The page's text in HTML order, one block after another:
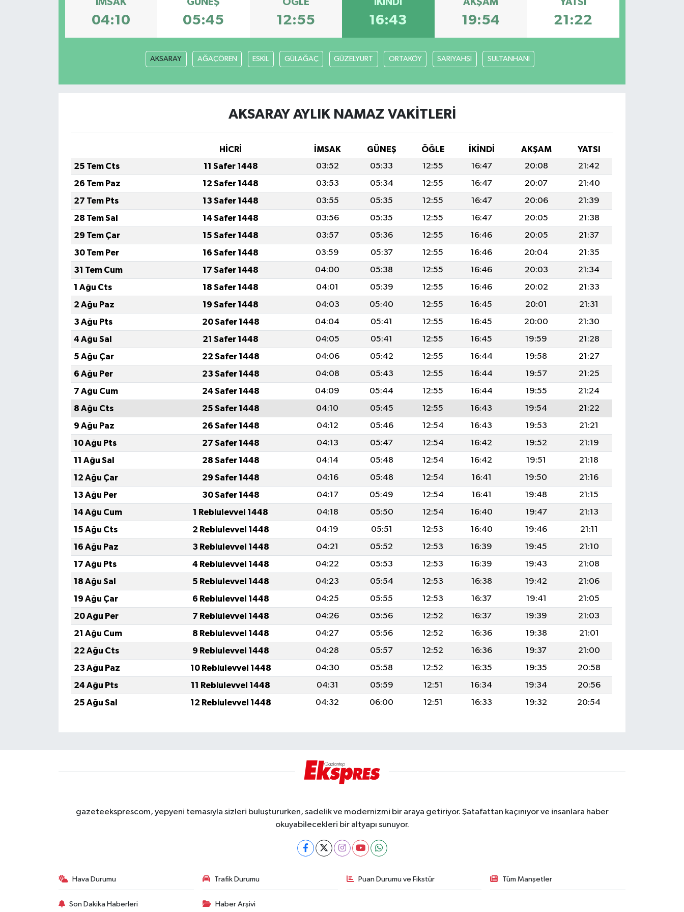
04:10 05:45 12:55 16:43 19:54 21:22
AKSARAY AĞAÇÖREN ESKİL GÜLAĞAÇ GÜZELYURT ORTAKÖY SARIYAHŞİ SULTANHANI
AKSARAY AYLIK NAMAZ VAKITLERI
HİCRİ İMSAK GÜNEŞ ÖĞLE İKINDI AKŞAM
YATSI
25 Tem Cts
11 Safer 1448 03:52 05:33 12:55 16:47 20:08
21:42
26 Tem Paz
12 Safer 1448 03:53 05:34 12:55 16:47 20:07
21:40
27 Tem Pts
13 Safer 1448 03:55 05:35 12:55 16:47 20:06
21:39
28 Tem Sal
14 Safer 1448 03:56 05:35 12:55 16:47 20:05
21:38
29 Tem Çar
15 Safer 1448 03:57 05:36 12:55 16:46 20:05
21:37
30 Tem Per
16 Safer 1448 03:59 05:37 12:55 16:46 20:04
21:35
31 Tem Cum
17 Safer 1448 04:00 05:38 12:55 16:46 20:03
21:34
1 Ağu Cts
18 Safer 1448 04:01 05:39 12:55 16:46 20:02
21:33
2 Ağu Paz
19 Safer 1448 04:03 05:40 12:55 16:45 20:01
21:31
3 Ağu Pts
20 Safer 1448 04:04 05:41 12:55 16:45 20:00
21:30
4 Ağu Sal
21 Safer 1448 04:05 05:41 12:55 16:45 19:59
21:28
5 Ağu Çar
22 Safer 1448 04:06 05:42 12:55 16:44 19:58
21:27
6 Ağu Per
23 Safer 1448 04:08 05:43 12:55 16:44 19:57
21:25
7 Ağu Cum
24 Safer 1448 04:09 05:44 12:55 16:44 19:55
21:24
8 Ağu Cts
25 Safer 1448 04:10 05:45 12:55 16:43 19:54
21:22
9 Ağu Paz
26 Safer 1448 04:12 05:46 12:54 16:43 19:53
21:21
10 Ağu Pts
27 Safer 1448 04:13 05:47 12:54 16:42 19:52
21:19
11 Ağu Sal
28 Safer 1448 04:14 05:48 12:54 16:42 19:51
21:18
12 Ağu Çar
29 Safer 1448 04:16 05:48 12:54 16:41 19:50
21:16
13 Ağu Per
30 Safer 1448 04:17 05:49 12:54 16:41 19:48
21:15
14 Ağu Cum
1 Rebiulevvel 1448 04:18 05:50 12:54 16:40 19:47
21:13
15 Ağu Cts
2 Rebiulevvel 1448 04:19 05:51 12:53 16:40 19:46
21:11
16 Ağu Paz
3 Rebiulevvel 1448 04:21 05:52 12:53 16:39 19:45
21:10
17 Ağu Pts
4 Rebiulevvel 1448 04:22 05:53 12:53 16:39 19:43
21:08
18 Ağu Sal
5 Rebiulevvel 1448 04:23 05:54 12:53 16:38 19:42
21:06
19 Ağu Çar
6 Rebiulevvel 1448 04:25 05:55 12:53 16:37 19:41
21:05
20 Ağu Per
7 Rebiulevvel 1448 04:26 05:56 12:52 16:37 19:39
21:03
21 Ağu Cum
8 Rebiulevvel 1448 04:27 05:56 12:52 16:36 19:38
21:01
22 Ağu Cts
9 Rebiulevvel 1448 04:28 05:57 12:52 16:36 19:37
21:00
23 Ağu Paz
10 Rebiulevvel 1448 04:30 05:58 12:52 16:35 19:35
20:58
24 Ağu Pts
11 Rebiulevvel 1448 04:31 05:59 12:51 16:34 19:34
20:56
25 Ağu Sal
12 Rebiulevvel 1448 04:32 06:00 12:51 16:33 19:32 20:54
gazeteeksprescom, yepyeni temasıyla sizleri buluştururken, sadelik ve modernizmi bir araya getiriyor. Şatafattan kaçınıyor ve insanlara haber
okuyabilecekleri bir altyapı sunuyor.
Hava Durumu Trafik Durumu Puan Durumu ve Fikstür Tüm Manşetler
Son Dakika Haberleri Haber Arşivi
Video Haber
Yeme-İçme